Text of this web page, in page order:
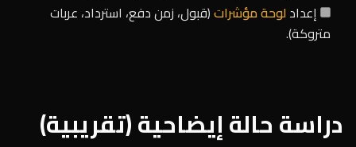
إعدادلوحة مؤشرات(قبول، زمن دفع، استرداد، عربات
متروكة).
دراسة حالة إيضاحية (تقريبية)